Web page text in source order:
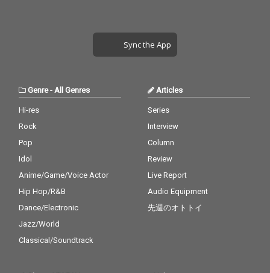
物の漢になれるのか。
その答えを、あなた自
身の耳で確かめてほし
とダンスホールの高揚
一枚。 この灼熱のサマ
ーを、最高のビートと
『兄貴分と弟分 弐』─
─この夏、一番アツい
の物語の結末を決める
物の漢になれるのか。
その答えを、あなた自
身の耳で確かめてほし
とダンスホールの高揚
感を詰め込んだ、笑い
あり、熱さあり、そし
一枚。 この灼熱のサマ
ーを、最高のビートと
『兄貴分と弟分 弐』─
Sync the App
Genre- All Genres
Hi-res
Rock
Pop
Idol
Anime/Game/Voice Actor
Hip Hop/R&B
Dance/Electronic
Jazz/World
Classical/Soundtrack
Articles
Series
Interview
Column
Review
Live Report
Audio Equipment
先週のオトトイ